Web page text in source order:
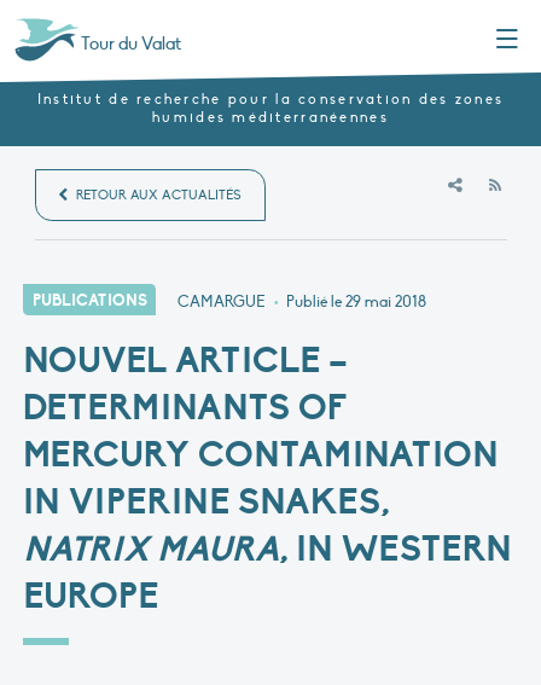
Tour du Valat
Institut de recherche pour la conservation des zones
humides méditerranéennes
RETOUR AUX ACTUALITÉS
PUBLICATIONS CAMARGUE • Publié le29 mai 2018
NOUVEL ARTICLE –
DETERMINANTS OF
MERCURY CONTAMINATION
IN VIPERINE SNAKES,
NATRIX MAURA, IN WESTERN
EUROPE